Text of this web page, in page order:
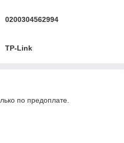
0200304562994
TP-Link
по предоплате.